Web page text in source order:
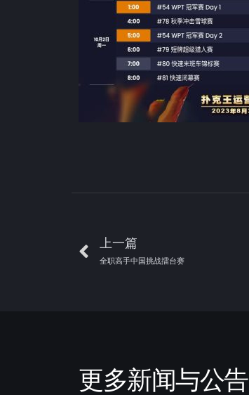
上一篇
全职高手中国挑战擂台赛
更多新闻与公告